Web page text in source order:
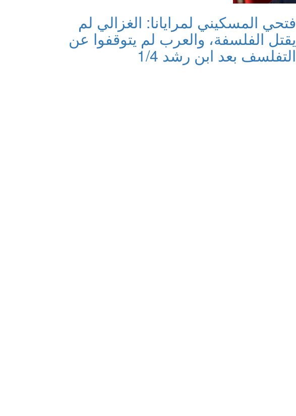
فتحي المسكيني لمرايانا: الغزالي لم
يقتل الفلسفة، والعرب لم يتوقفوا عن
التفلسف بعد ابن رشد 1/4